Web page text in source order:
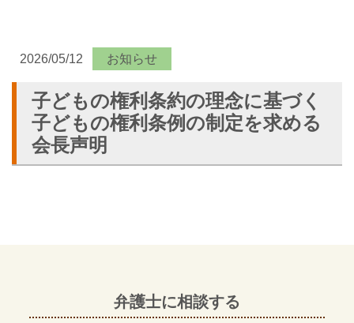
2026/05/12 お知らせ
子どもの権利条約の理念に基づく
子どもの権利条例の制定を求める
会長声明
弁護士に相談する